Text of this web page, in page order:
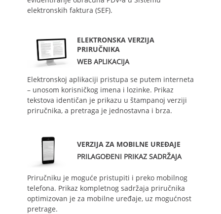
elektronskih faktura (SEF).
ELEKTRONSKA VERZIJA
PRIRUČNIKA
WEB APLIKACIJA
Elektronskoj aplikaciji pristupa se putem interneta
– unosom korisničkog imena i lozinke. Prikaz
tekstova identičan je prikazu u štampanoj verziji
priručnika, a pretraga je jednostavna i brza.
VERZIJA ZA MOBILNE UREĐAJE
PRILAGOĐENI PRIKAZ SADRŽAJA
Priručniku je moguće pristupiti i preko mobilnog
telefona. Prikaz kompletnog sadržaja priručnika
optimizovan je za mobilne uređaje, uz mogućnost
pretrage.